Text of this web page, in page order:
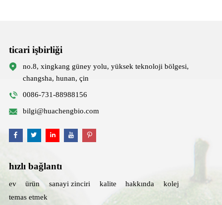
ticari işbirliği
no.8, xingkang güney yolu, yüksek teknoloji bölgesi,
changsha, hunan, çin
0086-731-88988156
bilgi@huachengbio.com
hızlı bağlantı
ev ürün sanayi zinciri kalite hakkında
kolej
temas etmek